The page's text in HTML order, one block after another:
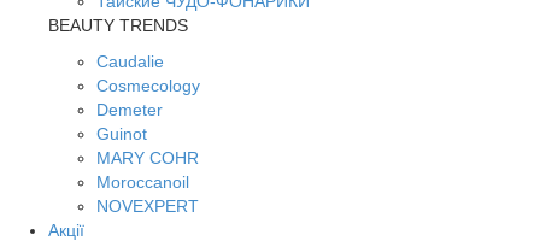
BEAUTY TRENDS
Caudalie
Cosmecology
Demeter
Guinot
MARY COHR
Moroccanoil
NOVEXPERT
Акції